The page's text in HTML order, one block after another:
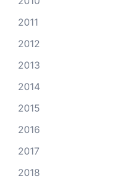
2011
2012
2013
2014
2015
2016
2017
2018